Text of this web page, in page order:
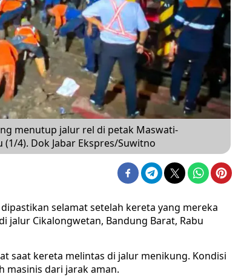
menutup jalur rel di petak Maswati-
4). Dok Jabar Ekspres/Suwitno
dipastikan selamat setelah kereta yang mereka
Cikalongwetan, Bandung Barat, Rabu
saat kereta melintas di jalur menikung. Kondisi
dari jarak aman.